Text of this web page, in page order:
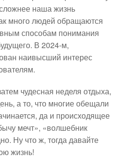
наша жизнь
много людей обращаются
способам понимания
В 2024-м,
наивысший интерес
чудесная неделя отдыха,
а то, что многие обещали
да и происходящее
мечт», «волшебник
Ну что ж, тогда давайте
жизнь!